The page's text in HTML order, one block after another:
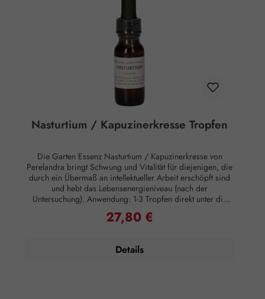
nachgewiesene Wirkung auf Körper oder Psyche. Alle
Aussagen beziehen sich ausschließlich auf energetische
Aspekte wie Aura, Meridiane, Chakren etc.
Nasturtium / Kapuzinerkresse Tropfen
Die Garten Essenz Nasturtium / Kapuzinerkresse von
Perelandra bringt Schwung und Vitalität für diejenigen, die
durch ein Übermaß an intellektueller Arbeit erschöpft sind
und hebt das Lebensenergieniveau (nach der
Untersuchung). Anwendung: 1-3 Tropfen direkt unter die
Zunge geben oder in Wasser eintropfen. Mehrmals täglich
einnehmen, die wichtigste Einnahmezeit ist morgens und
oder sie ins Badewasser gibt, was besonders effektiv ist.
Regulärer Preis:
27,80 €
Details